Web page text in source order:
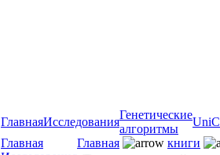
ГлавнаяИсследования
Генетические
алгоритмы
Главная
Главная книги